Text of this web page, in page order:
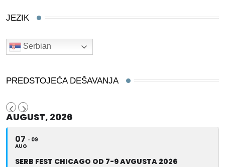
JEZIK
Serbian
PREDSTOJEĆA DEŠAVANJA
AUGUST, 2026
07
AUG
09
SERB FEST CHICAGO OD 7-9 AVGUSTA 2026